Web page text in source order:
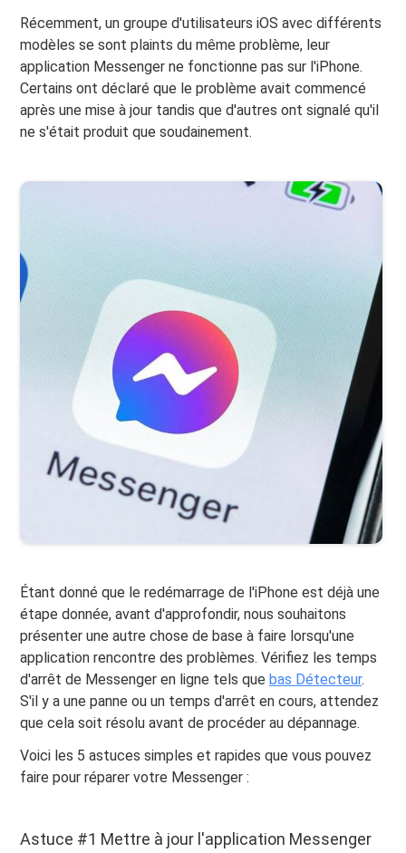
Récemment, un groupe d'utilisateurs iOS avec différents
modèles se sont plaints du même problème, leur
application Messenger ne fonctionne pas sur l'iPhone.
Certains ont déclaré que le problème avait commencé
après une mise à jour tandis que d'autres ont signalé qu'il
ne s'était produit que soudainement.
Étant donné que le redémarrage de l'iPhone est déjà une
étape donnée, avant d'approfondir, nous souhaitons
présenter une autre chose de base à faire lorsqu'une
application rencontre des problèmes. Vérifiez les temps
d'arrêt de Messenger en ligne tels quebas Détecteur.
S'il y a une panne ou un temps d'arrêt en cours, attendez
que cela soit résolu avant de procéder au dépannage.
Voici les 5 astuces simples et rapides que vous pouvez
faire pour réparer votre Messenger :
Astuce #1 Mettre à jour l'application Messenger